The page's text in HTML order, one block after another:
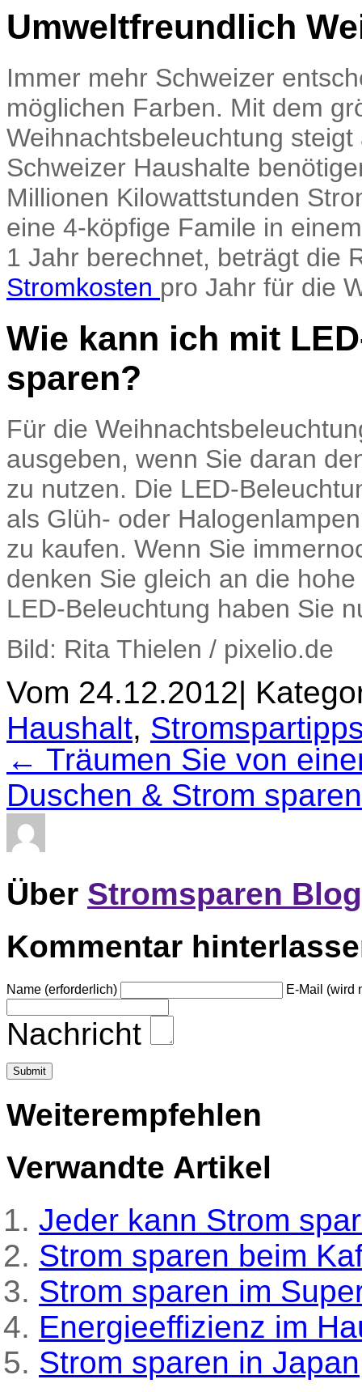
Umweltfreundlich
Immer mehr Schweizer
möglichen Farben. Mit dem
Weihnachtsbeleuchtung
Schweizer Haushalte
Millionen Kilowattstunden
eine 4-köpfige Famile in
1 Jahr berechnet, beträgt die
Stromkosten pro Jahr für die
Wie kann ich mit
sparen?
Für die
ausgeben, wenn Sie daran
zu nutzen. Die LED-
als Glüh- oder
zu kaufen. Wenn Sie
denken Sie gleich an die
LED-Beleuchtung haben Sie
Bild: Rita Thielen / pixelio.de
Vom 24.12.2012|
Haushalt,
← Träumen Sie von
Duschen & Strom
Über Stromsparen Blog
Kommentar
Name (erforderlich) E-Mail (wird
Nachricht
Weiterempfehlen
Verwandte Artikel
Jeder kann Strom
Strom sparen beim
Strom sparen im
Energieeffizienz im
Strom sparen in Japan